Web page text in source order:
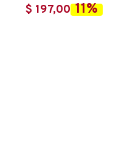
precio
$ 197,00El11%